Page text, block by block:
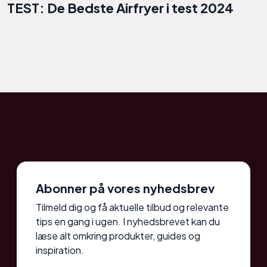
TEST: De Bedste Airfryer i test 2024
Abonner på vores nyhedsbrev
Tilmeld dig og få aktuelle tilbud og relevante
tips en gang i ugen. I nyhedsbrevet kan du
læse alt omkring produkter, guides og
inspiration.